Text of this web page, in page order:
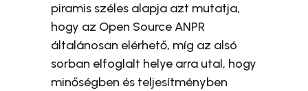
piramis széles alapja azt mutatja,
hogy az Open Source ANPR
általánosan elérhető, míg az alsó
sorban elfoglalt helye arra utal, hogy
minőségben és teljesítményben